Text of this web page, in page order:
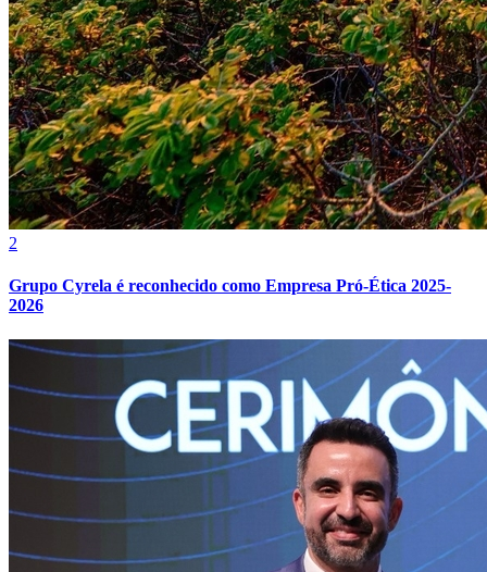
Cruzeiro
2
Grupo Cyrela é reconhecido como Empresa Pró-Ética 2025-
2026